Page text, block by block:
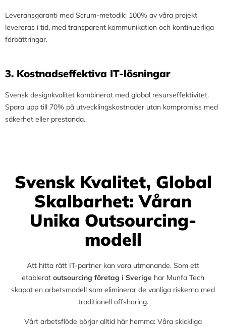
Leveransgaranti med Scrum-metodik: 100% av våra projekt
levereras i tid, med transparent kommunikation och kontinuerliga
förbättringar.
3.⁠ ⁠Kostnadseffektiva IT-lösningar
Svensk designkvalitet kombinerat med global resurseffektivitet.
Spara upp till 70% på utvecklingskostnader utan kompromiss med
säkerhet eller prestanda.
Svensk Kvalitet, Global
Skalbarhet: Våran
Unika Outsourcing-
modell
Att hitta rätt IT-partner kan vara utmanande. Som ett
etablerat outsourcing företag i Sverige har Munfa Tech
skapat en arbetsmodell som eliminerar de vanliga riskerna med
traditionell offshoring.
Vårt arbetsflöde börjar alltid här hemma: Våra skickliga